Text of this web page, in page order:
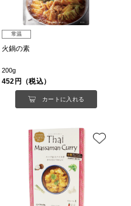
常温
火鍋の素
200g
452円（税込）
カートに入れる